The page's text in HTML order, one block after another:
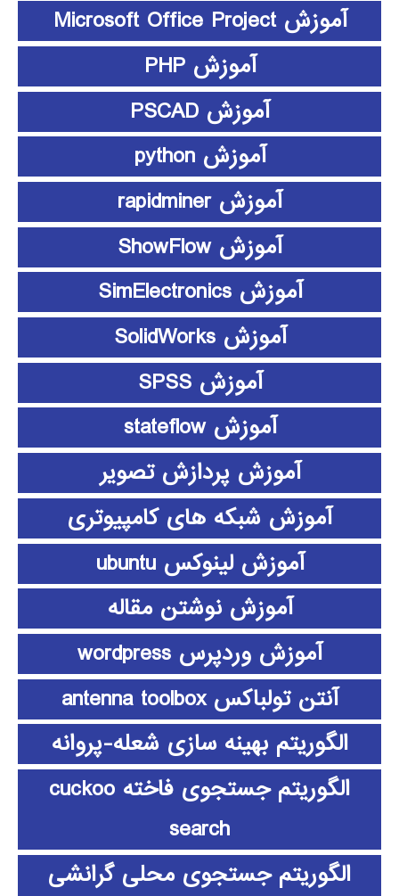
آموزش Microsoft Office Project
آموزش PHP
آموزش PSCAD
آموزش python
آموزش rapidminer
آموزش ShowFlow
آموزش SimElectronics
آموزش SolidWorks
آموزش SPSS
آموزش stateflow
آموزش پردازش تصویر
آموزش شبکه های کامپیوتری
آموزش لینوکس ubuntu
آموزش نوشتن مقاله
آموزش وردپرس wordpress
آنتن تولباکس antenna toolbox
الگوریتم بهینه سازی شعله-پروانه
الگوریتم جستجوی فاخته cuckoo
search
الگوریتم جستجوی محلی گرانشی